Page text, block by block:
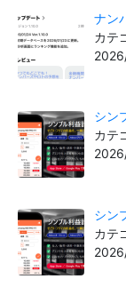
ナン
カテ
シン
カテ
シン
カテ